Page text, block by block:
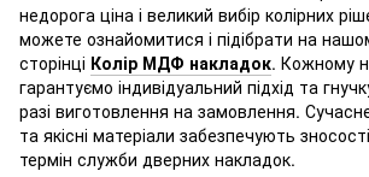
недорога ціна і великий вибір колірних
можете ознайомитися і підібрати на
сторінці Колір МДФ накладок. Кожному
гарантуємо індивідуальний підхід та
разі виготовлення на замовлення.
та якісні матеріали забезпечують
термін служби дверних накладок.